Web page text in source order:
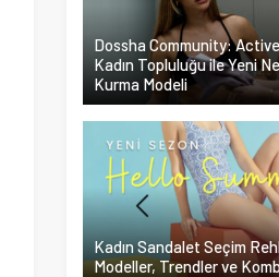
Dossha Community:
Kadın Topluluğu ile Yeni
Kurma Modeli
Kadın Sandalet Seçim
Modeller, Trendler ve